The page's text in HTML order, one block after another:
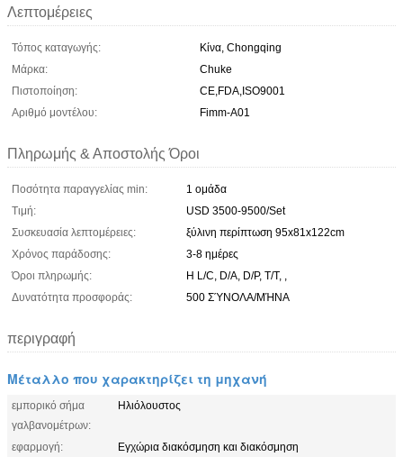
Λεπτομέρειες
Τόπος καταγωγής:
Κίνα, Chongqing
Μάρκα:
Chuke
Πιστοποίηση:
CE,FDA,ISO9001
Αριθμό μοντέλου:
Fimm-A01
Πληρωμής & Αποστολής Όροι
Ποσότητα παραγγελίας min:
1 ομάδα
Τιμή:
USD 3500-9500/Set
Συσκευασία λεπτομέρειες:
ξύλινη περίπτωση 95x81x122cm
Χρόνος παράδοσης:
3-8 ημέρες
Όροι πληρωμής:
Η L/C, D/A, D/P, T/T, ,
Δυνατότητα προσφοράς:
500 ΣΎΝΟΛΑ/ΜΉΝΑ
περιγραφή
Μέταλλο που χαρακτηρίζει τη μηχανή
εμπορικό σήμα
γαλβανομέτρων:
Ηλιόλουστος
εφαρμογή:
Εγχώρια διακόσμηση και διακόσμηση